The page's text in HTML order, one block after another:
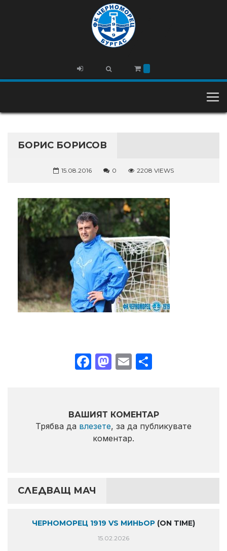
БОРИС БОРИСОВ
15.08.2016 0 2208 VIEWS
Facebook
Mastodon
Email
ВАШИЯТ КОМЕНТАР
Трябва да влезете, за да публикувате
коментар.
СЛЕДВАЩ МАЧ
ЧЕРНОМОРЕЦ 1919 VS МИНЬОР (ON TIME)
15.02.2026